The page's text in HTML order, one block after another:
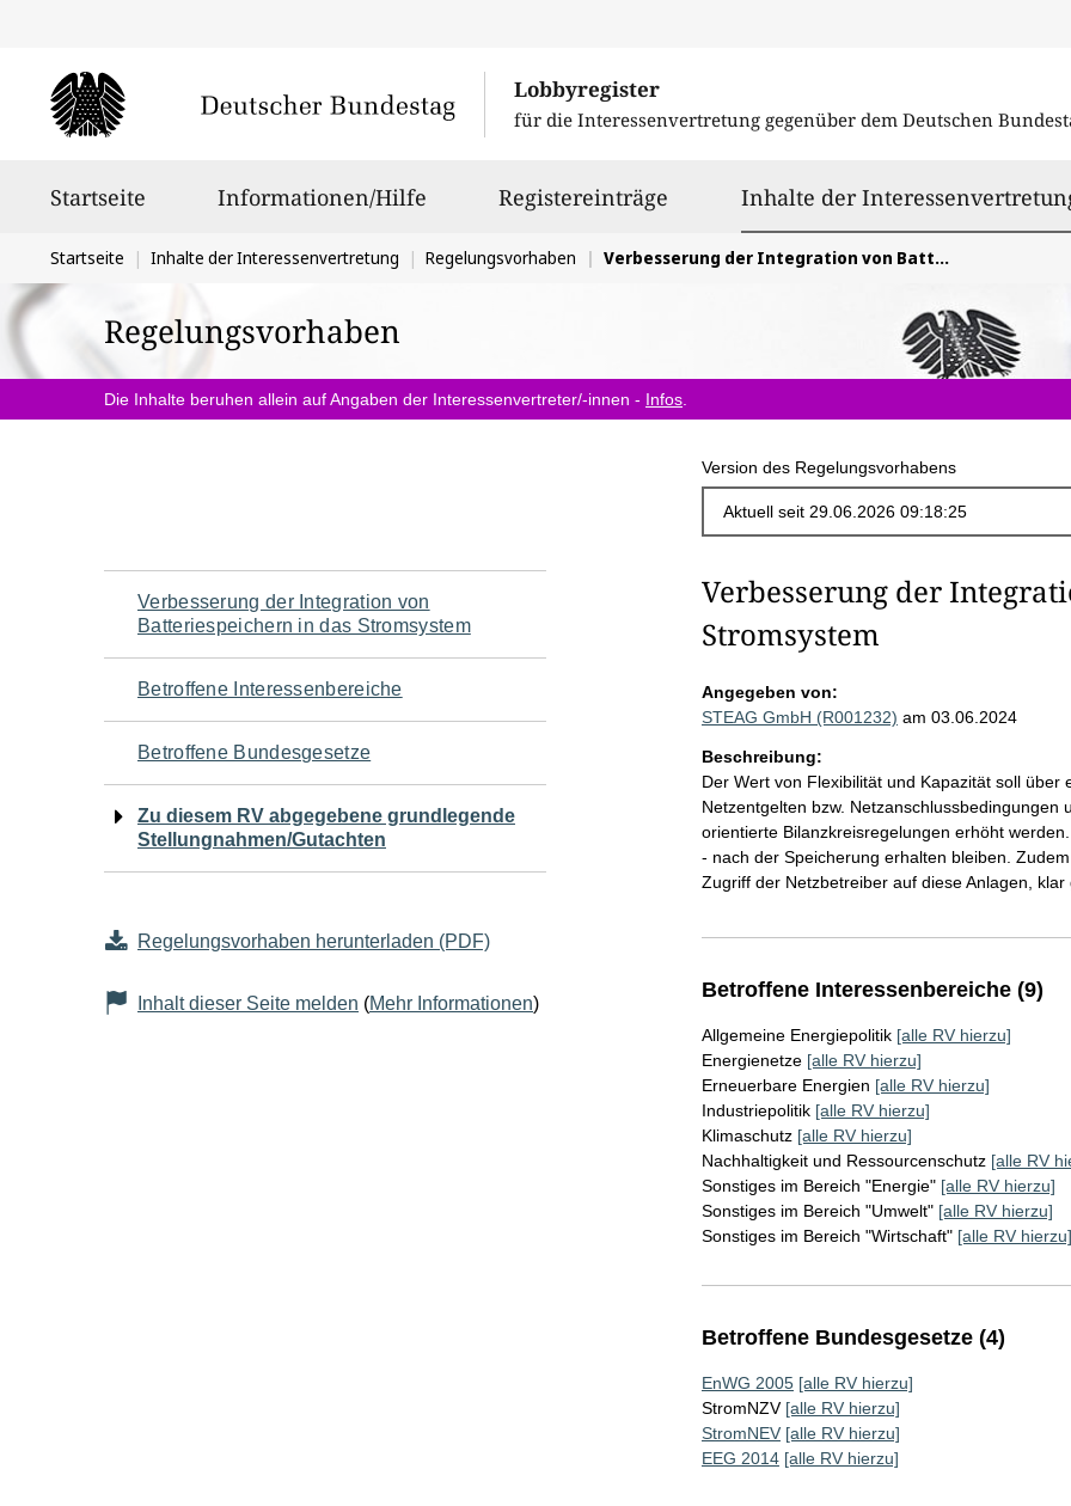
Lobbyregister
für die Interessenvertretung gegenüber dem Deutschen
Startseite Informationen/Hilfe Registereinträge Inhalte der
Sie
befinden
sich
hier:
Startseite Inhalte der Interessenvertretung Regelungsvorhaben Verbesserung der Integration von Batteriespeichern in das Stromsystem
Regelungsvorhaben
Die Inhalte beruhen allein auf Angaben der Interessenvertreter/-innen - Infos
Version des Regelungsvorhabens
Navigation
für
den
Seiteninhalt
Verbesserung der Integration von
Batteriespeichern in das Stromsystem
Betroffene Interessenbereiche
Betroffene Bundesgesetze
Zu diesem RV abgegebene grundlegende
Stellungnahmen/Gutachten
Regelungsvorhaben herunterladen (PDF)
Inhalt dieser Seite melden (Mehr Informationen)
Verbesserung der
Stromsystem
Angegeben von:
STEAG GmbH (R001232) am 03.06.2024
Beschreibung:
Der Wert von Flexibilität und Kapazität soll
Netzentgelten bzw.
orientierte Bilanzkreisregelungen erhöht
- nach der Speicherung erhalten bleiben.
Zugriff der Netzbetreiber auf diese Anlagen,
Betroffene Interessenbereiche (9)
Allgemeine Energiepolitik [alle RV hierzu]
Energienetze [alle RV hierzu]
Erneuerbare Energien [alle RV hierzu]
Industriepolitik [alle RV hierzu]
Klimaschutz [alle RV hierzu]
Nachhaltigkeit und Ressourcenschutz [alle RV
Sonstiges im Bereich "Energie" [alle RV hierzu]
Sonstiges im Bereich "Umwelt" [alle RV hierzu]
Sonstiges im Bereich "Wirtschaft" [alle RV hierzu]
Betroffene Bundesgesetze (4)
EnWG 2005 [alle RV hierzu]
StromNZV [alle RV hierzu]
StromNEV [alle RV hierzu]
EEG 2014 [alle RV hierzu]